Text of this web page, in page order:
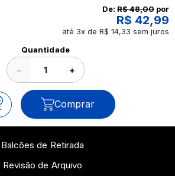
vamos revelar para você!
De: R$ 48,00 por
R$ 42,99
até 3x de R$ 14,33 sem juros
Quantidade
− +
Comprar
Balcões de Retirada
Revisão de Arquivo